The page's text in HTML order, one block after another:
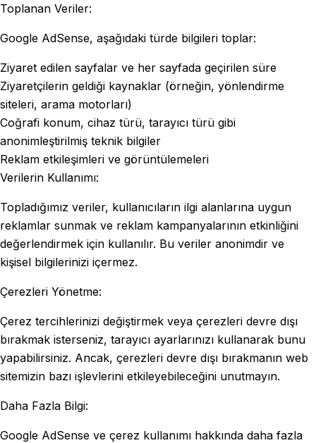
Toplanan Veriler:
Google AdSense, aşağıdaki türde bilgileri toplar:
Ziyaret edilen sayfalar ve her sayfada geçirilen süre
Ziyaretçilerin geldiği kaynaklar (örneğin, yönlendirme
siteleri, arama motorları)
Coğrafi konum, cihaz türü, tarayıcı türü gibi
anonimleştirilmiş teknik bilgiler
Reklam etkileşimleri ve görüntülemeleri
Verilerin Kullanımı:
Topladığımız veriler, kullanıcıların ilgi alanlarına uygun
reklamlar sunmak ve reklam kampanyalarının etkinliğini
değerlendirmek için kullanılır. Bu veriler anonimdir ve
kişisel bilgilerinizi içermez.
Çerezleri Yönetme:
Çerez tercihlerinizi değiştirmek veya çerezleri devre dışı
bırakmak isterseniz, tarayıcı ayarlarınızı kullanarak bunu
yapabilirsiniz. Ancak, çerezleri devre dışı bırakmanın web
sitemizin bazı işlevlerini etkileyebileceğini unutmayın.
Daha Fazla Bilgi:
Google AdSense ve çerez kullanımı hakkında daha fazla